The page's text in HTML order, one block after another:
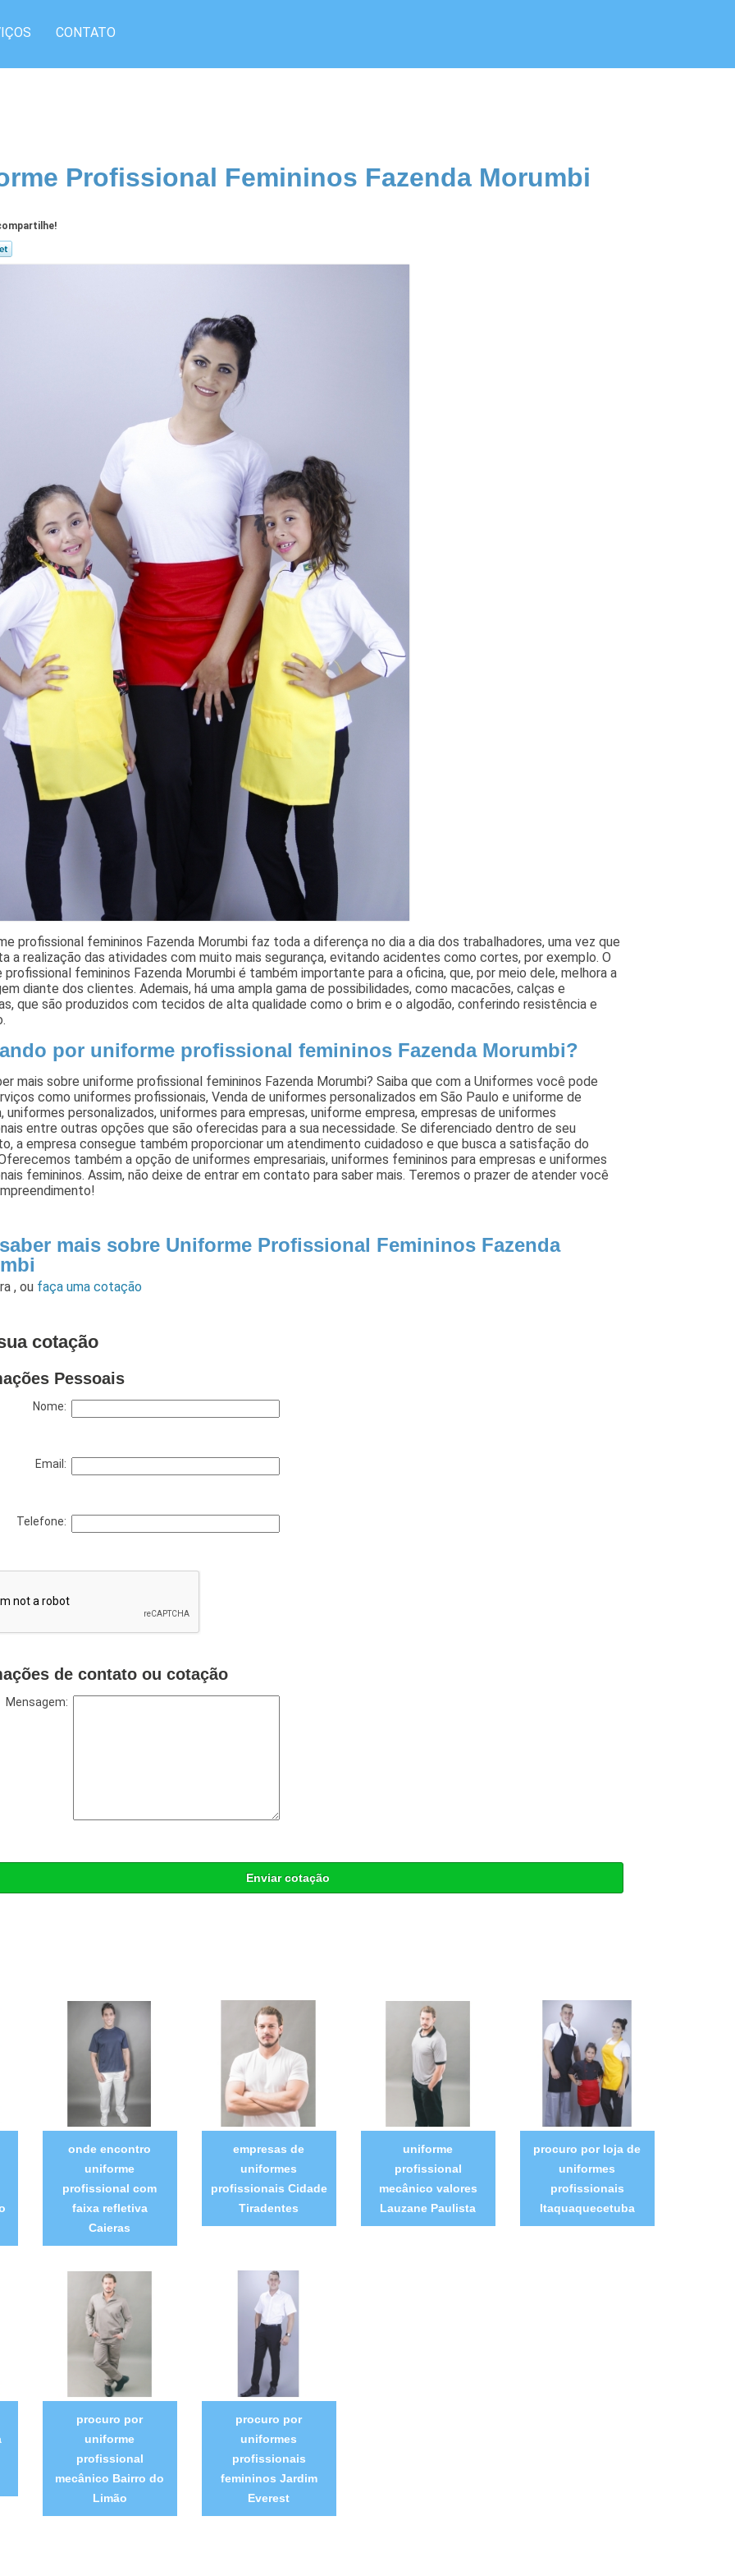
CONTATO
Profissional Femininos Fazenda Morumbi
profissional femininos Fazenda Morumbi faz toda a diferença no dia a dia dos trabalhadores, uma vez que
a realização das atividades com muito mais segurança, evitando acidentes como cortes, por exemplo. O
profissional femininos Fazenda Morumbi é também importante para a oficina, que, por meio dele, melhora a
diante dos clientes. Ademais, há uma ampla gama de possibilidades, como macacões, calças e
que são produzidos com tecidos de alta qualidade como o brim e o algodão, conferindo resistência e
por uniforme profissional femininos Fazenda Morumbi?
mais sobre uniforme profissional femininos Fazenda Morumbi? Saiba que com a Uniformes você pode
como uniformes profissionais, Venda de uniformes personalizados em São Paulo e uniforme de
uniformes personalizados, uniformes para empresas, uniforme empresa, empresas de uniformes
entre outras opções que são oferecidas para a sua necessidade. Se diferenciado dentro de seu
a empresa consegue também proporcionar um atendimento cuidadoso e que busca a satisfação do
também a opção de uniformes empresariais, uniformes femininos para empresas e uniformes
femininos. Assim, não deixe de entrar em contato para saber mais. Teremos o prazer de atender você
mais sobre Uniforme Profissional Femininos Fazenda
,ou faça uma cotação
cotação
Pessoais
Nome:
Email:
Telefone:
de contato ou cotação
Mensagem:
Enviar cotação
onde encontro
uniforme
profissional com
faixa refletiva
Caieras
empresas de
uniformes
profissionais Cidade
Tiradentes
uniforme
profissional
mecânico valores
Lauzane Paulista
procuro por loja de
uniformes
profissionais
Itaquaquecetuba
procuro por
uniforme
profissional
mecânico Bairro do
Limão
procuro por
uniformes
profissionais
femininos Jardim
Everest